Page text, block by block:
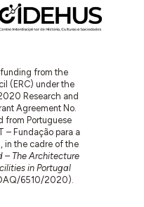
from the
(ERC) under the
Research and
Agreement No.
from Portuguese
– Fundação para a
in the cadre of the
– The Architecture
in Portugal
6510/2020).